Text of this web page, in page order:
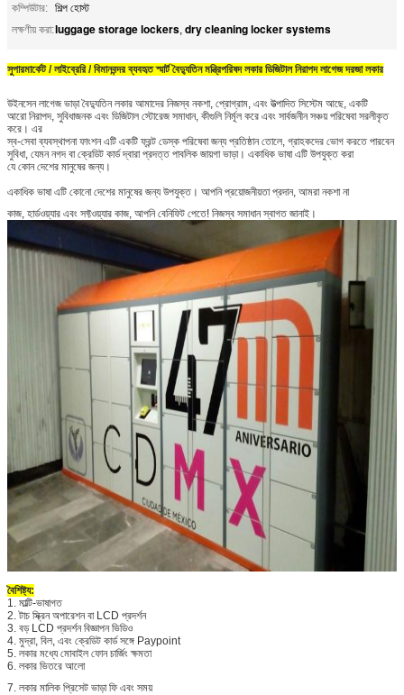
একটি বার্তা রেখে যান
আমরা শীঘ্রই আপনাকে আবার কল করব!
কম্পিউটার: শিল্প হোস্ট
লক্ষণীয় করা:luggage storage lockers, dry cleaning locker systems
সুপারমার্কেট / লাইব্রেরি / বিমানবন্দর ব্যবহৃত স্মার্ট বৈদ্যুতিন মন্ত্রিপরিষদ লকার ডিজিটাল নিরাপদ লাগেজ দরজা লকার
উইনসেন লাগেজ ভাড়া বৈদ্যুতিন লকার আমাদের নিজস্ব নকশা, প্রোগ্রাম, এবং উত্পাদিত সিস্টেম আছে, একটি
আরো নিরাপদ, সুবিধাজনক এবং ডিজিটাল স্টোরেজ সমাধান, কীগুলি নির্মূল করে এবং সার্বজনীন সঞ্চয় পরিষেবা সরলীকৃত
করে। এর
স্ব-সেবা ব্যবস্থাপনা ফাংশন এটি একটি ফ্রন্ট ডেস্ক পরিষেবা জন্য প্রতিষ্ঠান তোলে, গ্রাহকদের ভোগ করতে পারবেন
সুবিধা, যেমন নগদ বা ক্রেডিট কার্ড দ্বারা প্রদত্ত পাবলিক জায়গা ভাড়া। একাধিক ভাষা এটি উপযুক্ত করা
যে কোন দেশের মানুষের জন্য।
একাধিক ভাষা এটি কোনো দেশের মানুষের জন্য উপযুক্ত। আপনি প্রয়োজনীয়তা প্রদান, আমরা নকশা না
কাজ, হার্ডওয়্যার এবং সফ্টওয়্যার কাজ, আপনি বেনিফিট পেতে! নিজস্ব সমাধান স্বাগত জানাই।
বৈশিষ্ট্য:
1. মাল্টি-ভাষাগত
2. টাচ স্ক্রিন অপারেশন বা LCD প্রদর্শন
3. বড় LCD প্রদর্শন বিজ্ঞাপন ভিডিও
4. মুদ্রা, বিল, এবং ক্রেডিট কার্ড সঙ্গে Paypoint
5. লকার মধ্যে মোবাইল ফোন চার্জিং ক্ষমতা
6. লকার ভিতরে আলো
7. লকার মালিক প্রিসেট ভাড়া ফি এবং সময়